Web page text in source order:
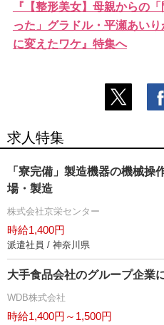
『【整形美女】母親からの
った」グラドル・平瀬あい
に変えたワケ』特集へ
求人特集
「寮完備」製造機器の機械操
場・製造
株式会社京栄センター
時給1,400円
派遣社員 / 神奈川県
大手食品会社のグループ企業
WDB株式会社
時給1,400円～1,500円